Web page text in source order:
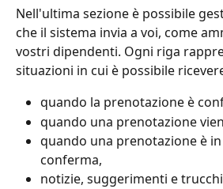
Nell'ultima sezione è possibile
che il sistema invia a voi, come
vostri dipendenti. Ogni riga
situazioni in cui è possibile
quando la prenotazione è
quando una prenotazione
quando una prenotazione è
conferma,
notizie, suggerimenti e